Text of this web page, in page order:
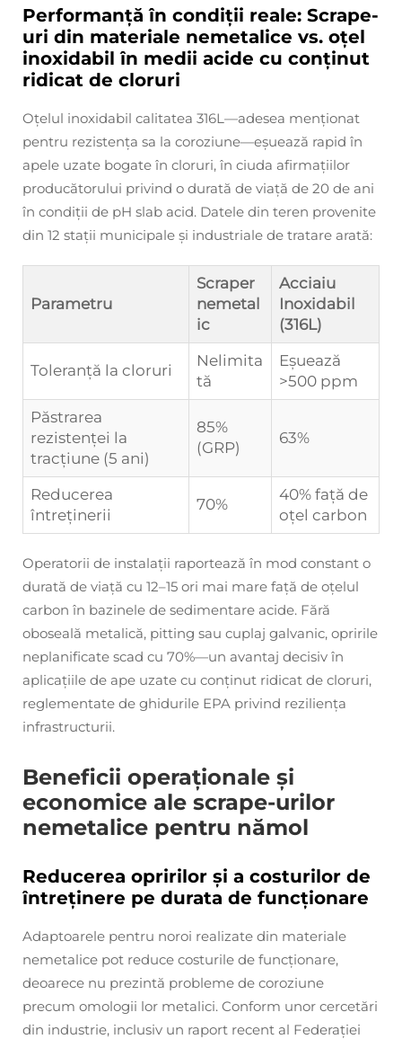
Performanță în condiții reale: Scrape-
uri din materiale nemetalice vs. oțel
inoxidabil în medii acide cu conținut
ridicat de cloruri
Oțelul inoxidabil calitatea 316L—adesea menționat
pentru rezistența sa la coroziune—eșuează rapid în
apele uzate bogate în cloruri, în ciuda afirmațiilor
producătorului privind o durată de viață de 20 de ani
în condiții de pH slab acid. Datele din teren provenite
din 12 stații municipale și industriale de tratare arată:
Parametru
Scraper
nemetal
ic
Acciaiu
Inoxidabil
(316L)
Toleranță la cloruri
Nelimita
tă
Eșuează
>500 ppm
Păstrarea
rezistenței la
tracțiune (5 ani)
85%
(GRP)
63%
Reducerea
întreținerii
70%
40% față de
oțel carbon
Operatorii de instalații raportează în mod constant o
durată de viață cu 12–15 ori mai mare față de oțelul
carbon în bazinele de sedimentare acide. Fără
oboseală metalică, pitting sau cuplaj galvanic, opririle
neplanificate scad cu 70%—un avantaj decisiv în
aplicațiile de ape uzate cu conținut ridicat de cloruri,
reglementate de ghidurile EPA privind reziliența
infrastructurii.
Beneficii operaționale și
economice ale scrape-urilor
nemetalice pentru nămol
Reducerea opririlor și a costurilor de
întreținere pe durata de funcționare
Adaptoarele pentru noroi realizate din materiale
nemetalice pot reduce costurile de funcționare,
deoarece nu prezintă probleme de coroziune
precum omologii lor metalici. Conform unor cercetări
din industrie, inclusiv un raport recent al Federației